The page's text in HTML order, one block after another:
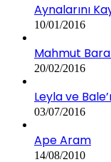
Aynalarını
10/01/2016
Mahmut
20/02/2016
Leyla ve
03/07/2016
Ape Aram
14/08/2010